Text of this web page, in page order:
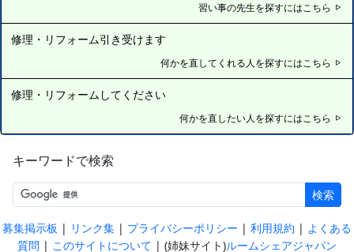
習い事の先生を探すにはこちら
修理・リフォーム引き受けます
何かを直してくれる人を探すにはこちら
修理・リフォームしてください
何かを直したい人を探すにはこちら
キーワードで検索
検索
募集掲示板 | リンク集 | プライバシーポリシー | 利用規約 | よくある
質問 | このサイトについて | (姉妹サイト)ルームシェアジャパン